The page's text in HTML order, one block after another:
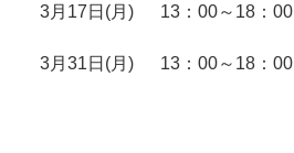
3月17日(月) 13：00～18：00
3月31日(月) 13：00～18：00